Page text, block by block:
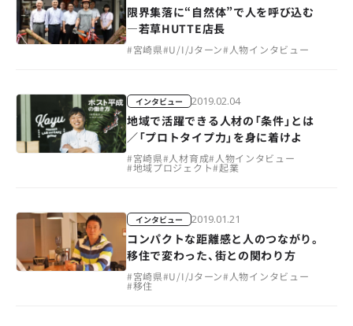
限界集落に“自然体”で人を呼び込む
―若草HUTTE店長
#宮崎県#U/I/Jターン# 人物インタビュー
インタビュー 2019.02.04
地域で活躍できる人材の「条件」とは
／「プロトタイプ力」を身に着けよ
#宮崎県#人材育成# 人物インタビュー
#地域プロジェクト#起業
インタビュー 2019.01.21
コンパクトな距離感と人のつながり。
移住で変わった、街との関わり方
#宮崎県#U/I/Jターン# 人物インタビュー
#移住